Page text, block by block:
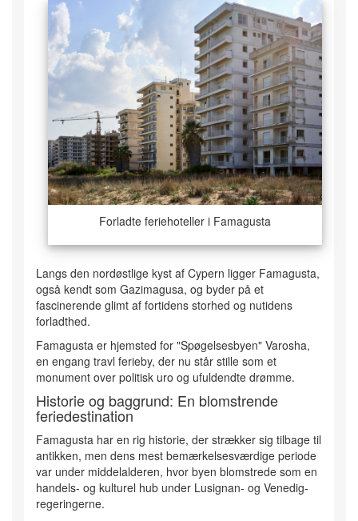
Forladte feriehoteller i Famagusta
Langs den nordøstlige kyst af Cypern ligger Famagusta,
også kendt som Gazimagusa, og byder på et
fascinerende glimt af fortidens storhed og nutidens
forladthed.
Famagusta er hjemsted for "Spøgelsesbyen" Varosha,
en engang travl ferieby, der nu står stille som et
monument over politisk uro og ufuldendte drømme.
Historie og baggrund: En blomstrende
feriedestination
Famagusta har en rig historie, der strækker sig tilbage til
antikken, men dens mest bemærkelsesværdige periode
var under middelalderen, hvor byen blomstrede som en
handels- og kulturel hub under Lusignan- og Venedig-
regeringerne.